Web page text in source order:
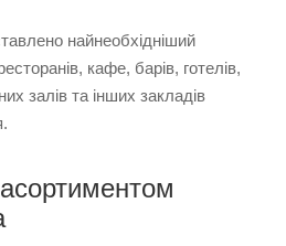
найнеобхідніший
кафе, барів, готелів,
залів та інших закладів